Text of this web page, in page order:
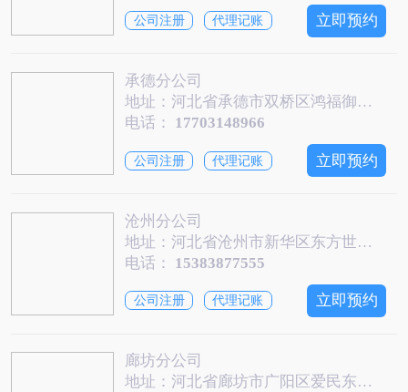
公司注册 代理记账 立即预约
承德分公司
地址：河北省承德市双桥区鸿福御苑二期小区C04配套商业1#商铺
电话： 17703148966
公司注册 代理记账 立即预约
沧州分公司
地址：河北省沧州市新华区东方世纪广场A座2006
电话： 15383877555
公司注册 代理记账 立即预约
廊坊分公司
地址：河北省廊坊市广阳区爱民东道尚都世贸大厦401